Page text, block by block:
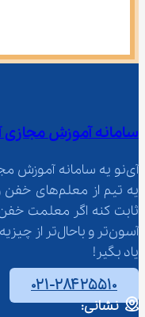
سامانه آموزش مجازی
آی‌نو یه سامانه
یه تیم از
ثابت کنه اگر معلمت
یاد بگیر!
۰۲۱-۲۸۴۲۵۵۱۰
نشانی: